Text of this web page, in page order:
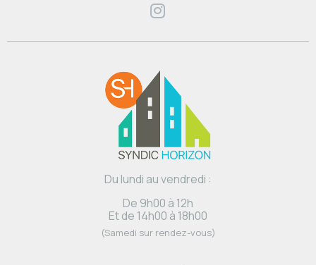
Du lundi au vendredi :
De 9h00 à 12h
Et de 14h00 à 18h00
(Samedi sur rendez-vous)